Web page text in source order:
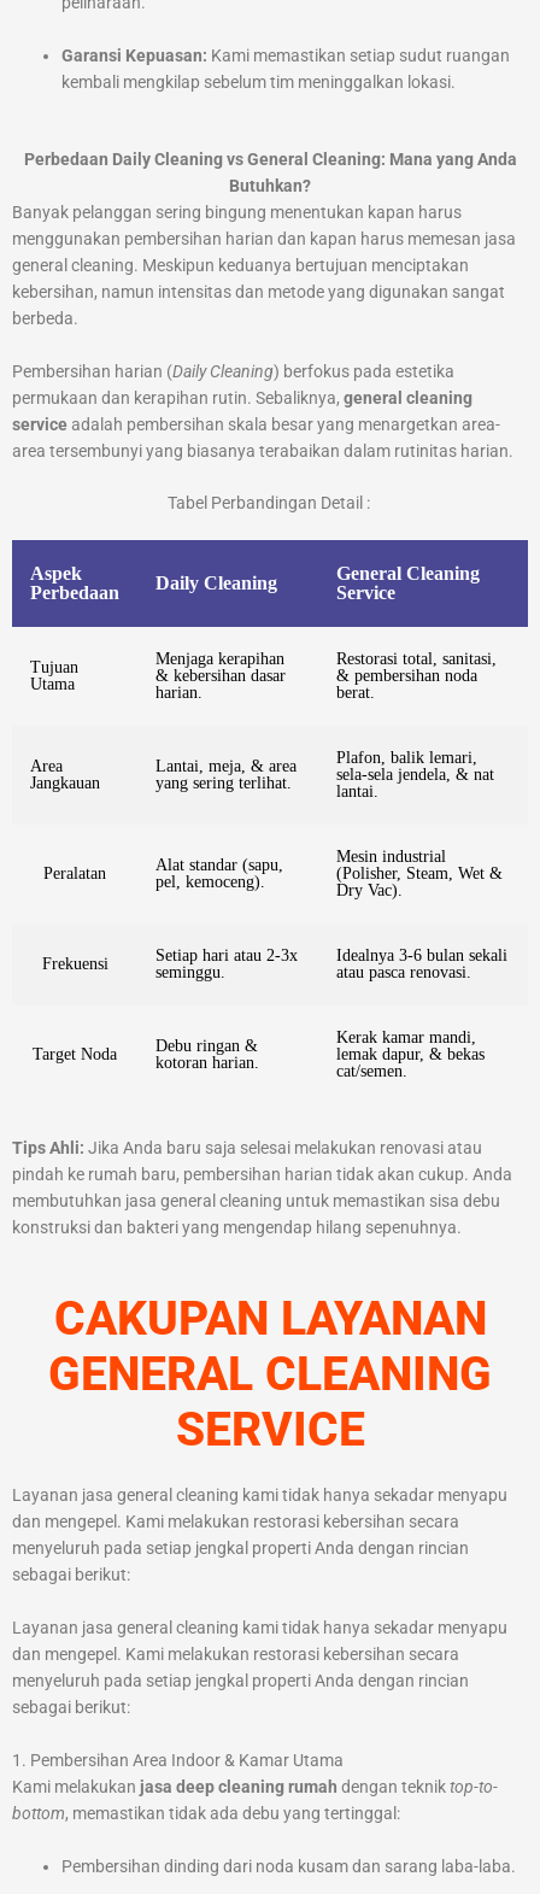
Garansi Kepuasan: Kami memastikan setiap sudut ruangan
kembali mengkilap sebelum tim meninggalkan lokasi.
Perbedaan Daily Cleaning vs General Cleaning: Mana yang Anda
Butuhkan?
Banyak pelanggan sering bingung menentukan kapan harus
menggunakan pembersihan harian dan kapan harus memesan jasa
general cleaning. Meskipun keduanya bertujuan menciptakan
kebersihan, namun intensitas dan metode yang digunakan sangat
berbeda.
Pembersihan harian (Daily Cleaning) berfokus pada estetika
permukaan dan kerapihan rutin. Sebaliknya, general cleaning
serviceadalah pembersihan skala besar yang menargetkan area-
area tersembunyi yang biasanya terabaikan dalam rutinitas harian.
Tabel Perbandingan Detail :
Aspek
Perbedaan
Daily Cleaning
General Cleaning
Service
Tujuan
Utama
Menjaga kerapihan
& kebersihan dasar
harian.
Restorasi total, sanitasi,
& pembersihan noda
berat.
Area
Jangkauan
Lantai, meja, & area
yang sering terlihat.
Plafon, balik lemari,
sela-sela jendela, & nat
lantai.
Peralatan
Alat standar (sapu,
pel, kemoceng).
Mesin industrial
(Polisher, Steam, Wet &
Dry Vac).
Frekuensi
Setiap hari atau 2-3x
seminggu.
Idealnya 3-6 bulan sekali
atau pasca renovasi.
Target Noda
Debu ringan &
kotoran harian.
Kerak kamar mandi,
lemak dapur, & bekas
cat/semen.
Tips Ahli: Jika Anda baru saja selesai melakukan renovasi atau
pindah ke rumah baru, pembersihan harian tidak akan cukup. Anda
membutuhkan jasa general cleaning untuk memastikan sisa debu
konstruksi dan bakteri yang mengendap hilang sepenuhnya.
CAKUPAN LAYANAN
GENERAL CLEANING
SERVICE
Layanan jasa general cleaning kami tidak hanya sekadar menyapu
dan mengepel. Kami melakukan restorasi kebersihan secara
menyeluruh pada setiap jengkal properti Anda dengan rincian
sebagai berikut:
Layanan jasa general cleaning kami tidak hanya sekadar menyapu
dan mengepel. Kami melakukan restorasi kebersihan secara
menyeluruh pada setiap jengkal properti Anda dengan rincian
sebagai berikut:
1. Pembersihan Area Indoor & Kamar Utama
Kami melakukan jasa deep cleaning rumah dengan tekniktop-to-
bottom, memastikan tidak ada debu yang tertinggal:
Pembersihan dinding dari noda kusam dan sarang laba-laba.